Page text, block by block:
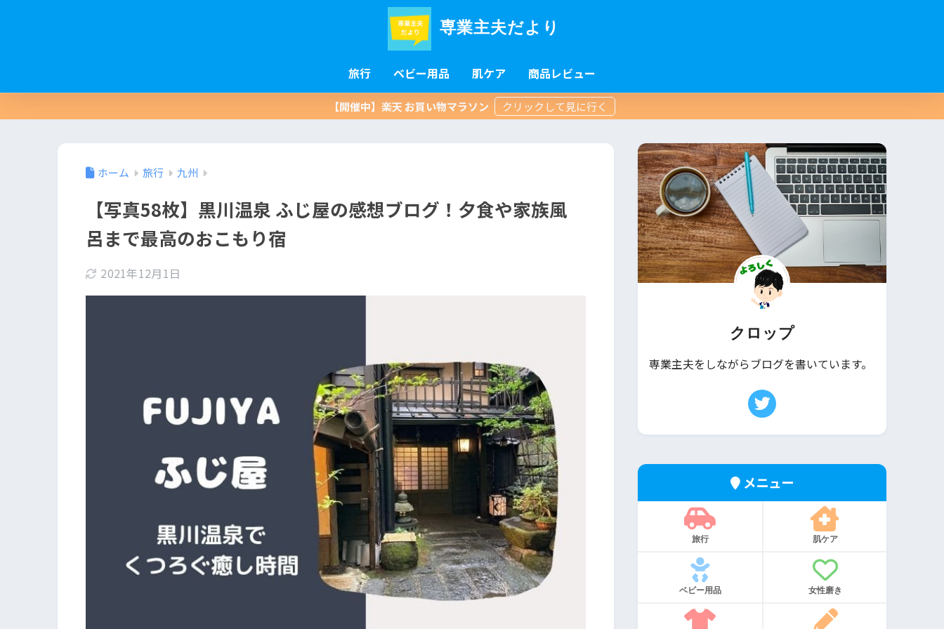
専業主夫だより
旅行 ベビー用品 肌ケア 商品レビュー
【開催中】楽天 お買い物マラソン
ホーム 旅行 九州
【写真58枚】黒川温泉 ふじ屋の感想ブログ！夕食や家族風
呂まで最高のおこもり宿
2021年12月1日
クロップ
専業主夫をしながらブログを書いています。
メニュー
旅行 肌ケア
ベビー用品 女性磨き